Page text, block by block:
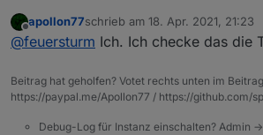
Proxmox Container mit
Offline
apollon77schrieb am 18. Apr. 2021, 21:23
zuletzt editiert von
@feuersturm Ich. Ich checke das die
Beitrag hat geholfen? Votet rechts unten im
https://paypal.me/Apollon77 / https://github.com/
Debug-Log für Instanz einschalten? Admin -